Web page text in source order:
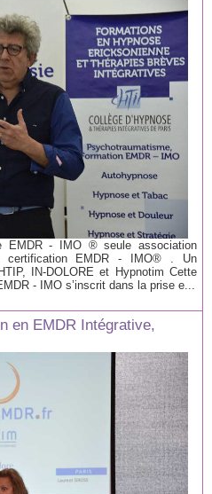
EMDR - IMO ® seule association
certification EMDR - IMO® . Un
IN-DOLORE et Hypnotim Cette
- IMO s’inscrit dans la prise e...
en EMDR Intégrative,